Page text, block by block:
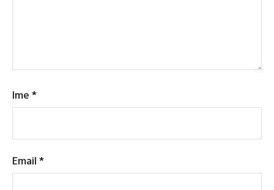
Ime*
Email*